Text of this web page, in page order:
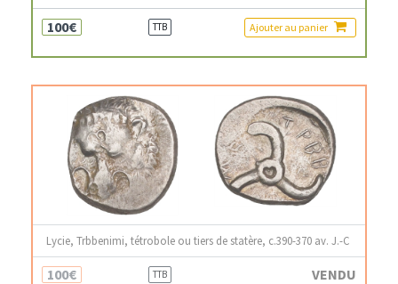
100€ TTB Ajouter au panier
Lycie, Trbbenimi, tétrobole ou tiers de statère, c.390-370 av. J.-C
100€ TTB VENDU